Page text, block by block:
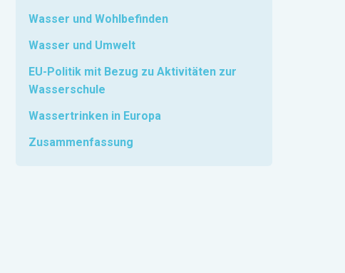
Wasser und Wohlbefinden
Wasser und Umwelt
EU-Politik mit Bezug zu Aktivitäten zur
Wasserschule
Wassertrinken in Europa
Zusammenfassung